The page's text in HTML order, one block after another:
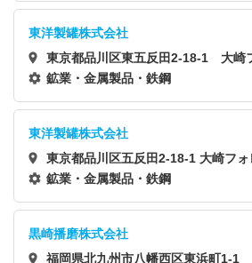
東洋製罐株式会社
東京都品川区東五反田2-18-1 大崎
ィング
鉱業・金属製品・鉄鋼
東洋製罐株式会社
東京都品川区五反田2-18-1 大崎フ
グ
鉱業・金属製品・鉄鋼
黒崎播磨株式会社
福岡県北九州市八幡西区東浜町1-1